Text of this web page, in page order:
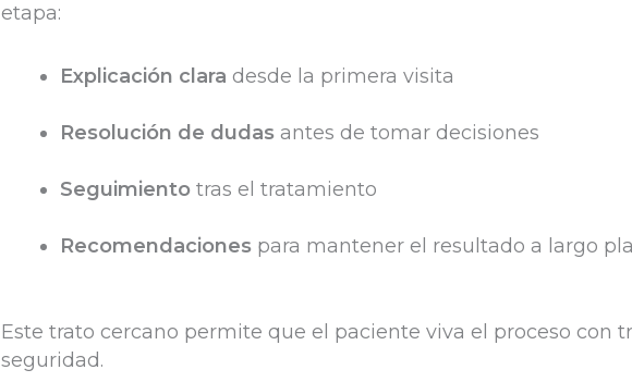
etapa:
Explicación clara desde la primera visita
Resolución de dudas antes de tomar decisiones
Seguimiento tras el tratamiento
Recomendaciones para mantener el resultado a largo
Este trato cercano permite que el paciente viva el proceso con
seguridad.